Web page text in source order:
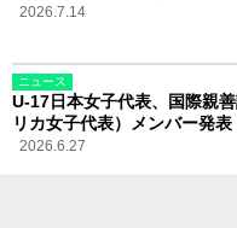
2026.7.14
ニュース
U-17日本女子代表、国際親
リカ女子代表）メンバー発表
2026.6.27